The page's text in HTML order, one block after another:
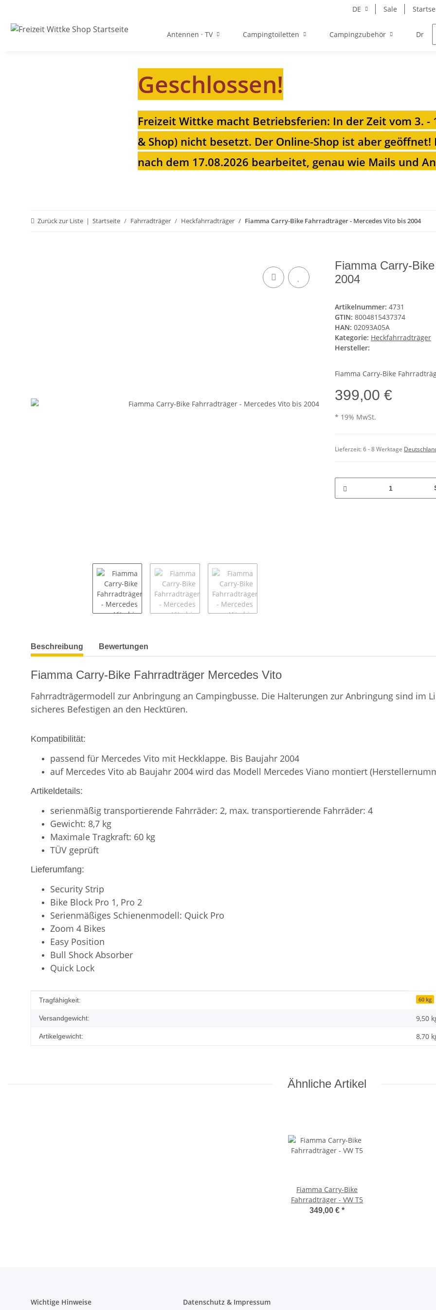
DE Sale
Antennen · TV Campingtoiletten Campingzubehör
Geschlossen!
Freizeit Wittke macht Betriebsferien: In der Zeit vom 3.
& Shop) nicht besetzt. Der Online-Shop ist aber geöffnet!
nach dem 17.08.2026 bearbeitet, genau wie Mails und
Zurück zur Liste Startseite Fahrradträger Heckfahrradträger Fiamma Carry-Bike Fahrradträger - Mercedes Vito bis 2004
Fiamma Carry-
2004
Artikelnummer: 4731
GTIN: 8004815437374
HAN: 02093A05A
Kategorie: Heckfahrradträger
Hersteller:
Fiamma Carry-Bike
399,00 €
* 19% MwSt.
Lieferzeit:6 - 8 Werktage
weitere Registerkarten anzeigen
Beschreibung Bewertungen
Fiamma Carry-Bike Fahrradträger Mercedes Vito
Fahrradträgermodell zur Anbringung an Campingbusse. Die Halterungen zur Anbringung sind im
sicheres Befestigen an den Hecktüren.
Kompatibilität:
passend für Mercedes Vito mit Heckklappe. Bis Baujahr 2004
auf Mercedes Vito ab Baujahr 2004 wird das Modell Mercedes Viano montiert
Artikeldetails:
serienmäßig transportierende Fahrräder: 2, max. transportierende Fahrräder: 4
Gewicht: 8,7 kg
Maximale Tragkraft: 60 kg
TÜV geprüft
Lieferumfang:
Security Strip
Bike Block Pro 1, Pro 2
Serienmäßiges Schienenmodell: Quick Pro
Zoom 4 Bikes
Easy Position
Bull Shock Absorber
Quick Lock
Produkteigenschaft
Wert
Tragfähigkeit: 60 kg
Versandgewicht: 9,50
Artikelgewicht: 8,70
Ähnliche Artikel
Fiamma Carry-Bike
Fahrradträger - VW T5
349,00 € *
Wichtige Hinweise Datenschutz & Impressum